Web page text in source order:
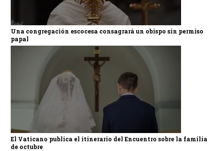
Una congregación escocesa consagrará un obispo sin permiso
papal
El Vaticano publica el itinerario del Encuentro sobre la familia
de octubre